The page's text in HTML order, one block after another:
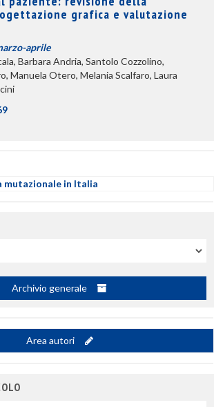
grafica e valutazione
aprile
Barbara Andria, Santolo Cozzolino,
Manuela Otero, Melania Scalfaro, Laura
Archivio generale
Area autori